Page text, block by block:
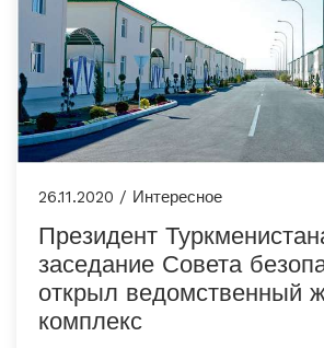
26.11.2020 / Интересное
Президент
заседание Совета
открыл ведомственный
комплекс